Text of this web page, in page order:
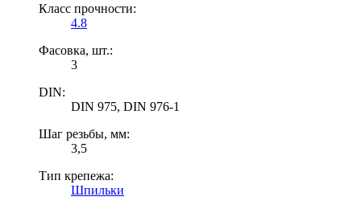
Класс прочности:
4.8
Фасовка, шт.:
3
DIN:
DIN 975, DIN 976-1
Шаг резьбы, мм:
3,5
Тип крепежа:
Шпильки